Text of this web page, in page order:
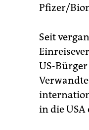
Pfizer/
Seit
US-
in die